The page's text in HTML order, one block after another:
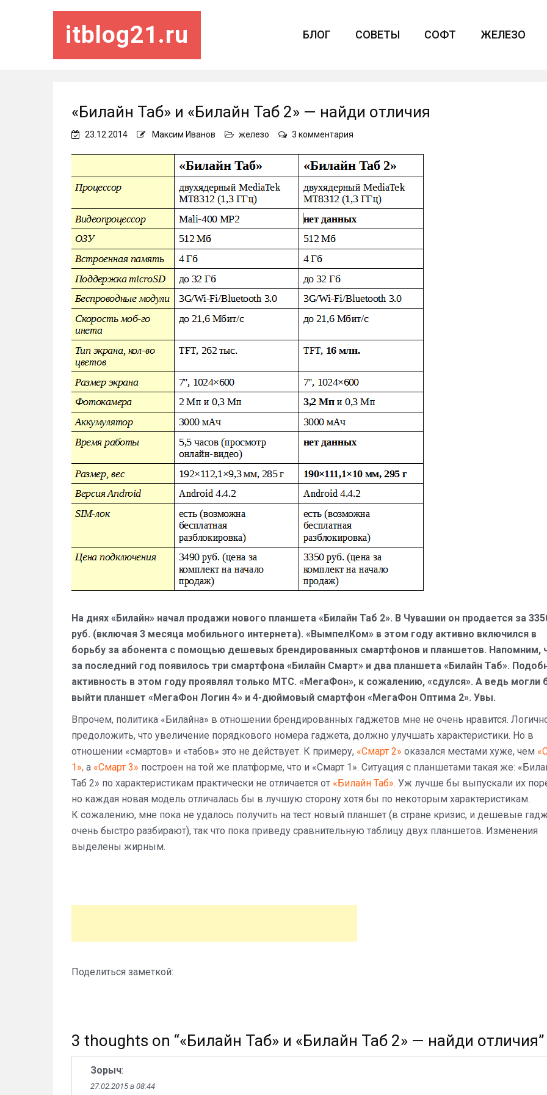
itblog21.ru БЛОГ СОВЕТЫ СОФТ ЖЕЛЕЗО
«Билайн Таб» и «Билайн Таб 2» — найди отличия
23.12.2014 Максим Иванов железо 3 комментария
«Билайн
Таб»
и
«Билайн
Таб
2»
найди
На днях «Билайн» начал продажи нового планшета «Билайн Таб 2». В Чувашии он продается за
руб. (включая 3 месяца мобильного интернета). «ВымпелКом» в этом году активно включился в
борьбу за абонента с помощью дешевых брендированных смартфонов и планшетов. Напомним,
за последний год появилось три смартфона «Билайн Смарт» и два планшета «Билайн Таб».
активность в этом году проявлял только МТС. «МегаФон», к сожалению, «сдулся». А ведь могли
выйти планшет «МегаФон Логин 4» и 4-дюймовый смартфон «МегаФон Оптима 2». Увы.
Впрочем, политика «Билайна» в отношении брендированных гаджетов мне не очень нравится.
предоложить, что увеличение порядкового номера гаджета, должно улучшать характеристики. Но в
отношении «смартов» и «табов» это не действует. К примеру, «Смарт 2» оказался местами хуже, чем
1», а «Смарт 3» построен на той же платформе, что и «Смарт 1». Ситуация с планшетами такая же:
Таб 2» по характеристикам практически не отличается от «Билайн Таб». Уж лучше бы выпускали их
но каждая новая модель отличалась бы в лучшую сторону хотя бы по некоторым характеристикам.
К сожалению, мне пока не удалось получить на тест новый планшет (в стране кризис, и дешевые
очень быстро разбирают), так что пока приведу сравнительную таблицу двух планшетов. Изменения
выделены жирным.
Поделиться заметкой:
3 thoughts on “«Билайн Таб» и «Билайн Таб 2» — найди отличия”
Зорыч:
27.02.2015 в 08:44